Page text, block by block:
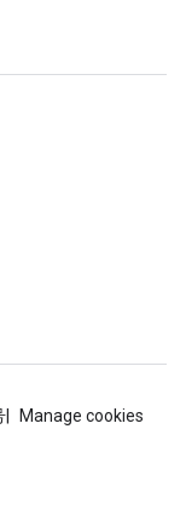
Manage cookies